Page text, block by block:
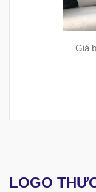
Giá
LOGO